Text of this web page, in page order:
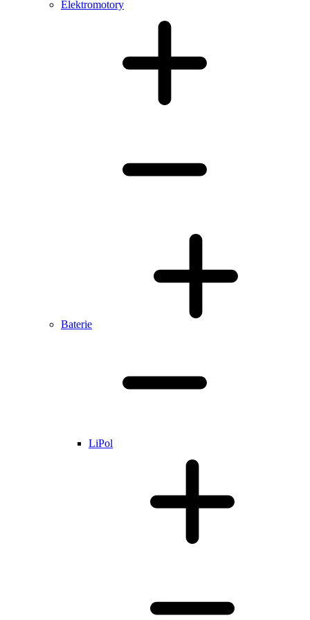
Elektromotory
Baterie
LiPol